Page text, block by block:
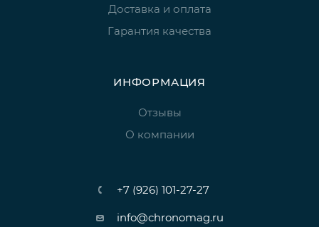
Доставка и оплата
Гарантия качества
ИНФОРМАЦИЯ
Отзывы
О компании
+7 (926) 101-27-27
info@chronomag.ru